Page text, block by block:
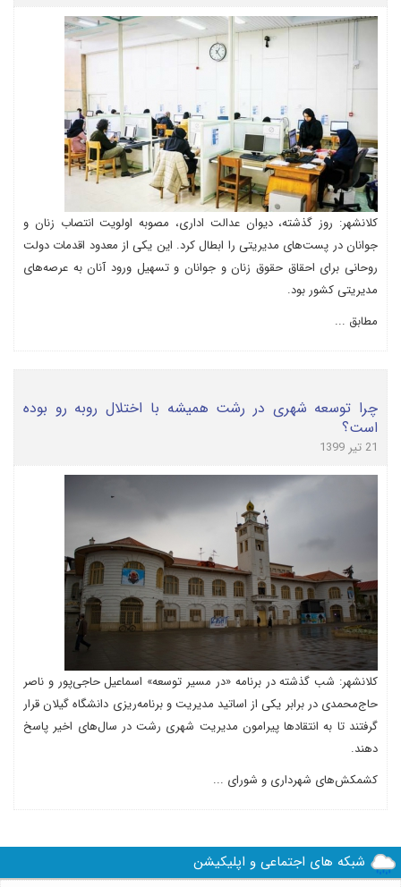
کلانشهر: روز گذشته، دیوان عدالت اداری، مصوبه اولویت انتصاب زنان و
جوانان در پست‌های مدیریتی را ابطال کرد. این یکی از معدود اقدمات دولت
روحانی برای احقاق حقوق زنان و جوانان و تسهیل ورود آنان به عرصه‌های
مدیریتی کشور بود.
مطابق ...
چرا توسعه شهری در رشت همیشه با اختلال روبه رو بوده
است؟
21 تیر 1399
کلانشهر: شب گذشته در برنامه «در مسیر توسعه» اسماعیل حاجی‌پور و ناصر
حاج‌محمدی در برابر یکی از اساتید مدیریت و برنامه‌ریزی دانشگاه گیلان قرار
گرفتند تا به انتقادها پیرامون مدیریت شهری رشت در سال‌های اخیر پاسخ
دهند.
کشمکش‌های شهرداری و شورای ...
شبکه های اجتماعی و اپلیکیشن